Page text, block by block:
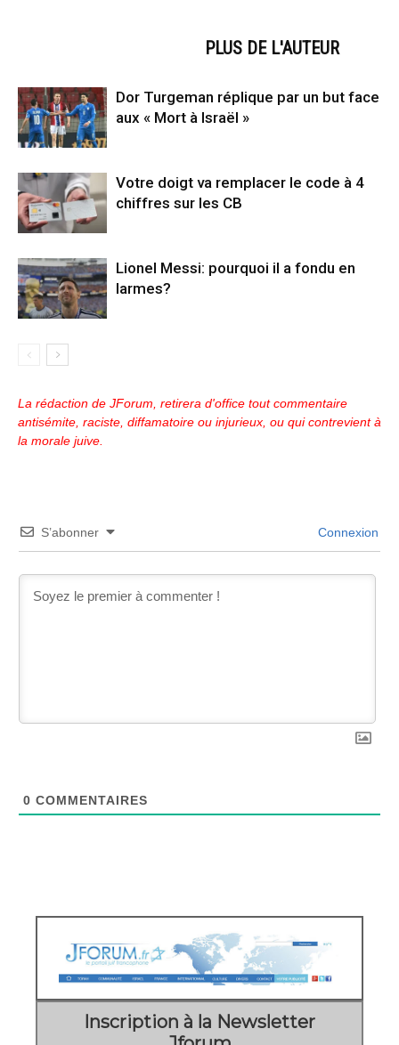
PLUS DE L'AUTEUR
Dor Turgeman réplique par un but face
aux « Mort à Israël »
Votre doigt va remplacer le code à 4
chiffres sur les CB
Lionel Messi: pourquoi il a fondu en
larmes?
La rédaction de JForum, retirera d'office tout commentaire
antisémite, raciste, diffamatoire ou injurieux, ou qui contrevient à
la morale juive.
S’abonner Connexion
0 COMMENTAIRES
Inscription à la Newsletter